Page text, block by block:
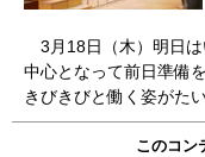
3月18日（木）明日は
中心となって前日準備
きびきびと働く姿がた
このコン